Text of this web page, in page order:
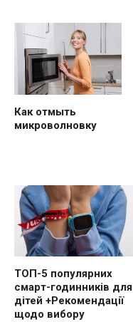
Как отмыть
микроволновку
ТОП-5 популярних
смарт-годинників для
дітей +Рекомендації
щодо вибору